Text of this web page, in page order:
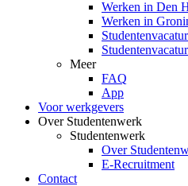
Werken in Den
Werken in
Meer
FAQ
App
Voor werkgevers
Over Studentenwerk
Studentenwerk
Over
E-Recruitment
Contact